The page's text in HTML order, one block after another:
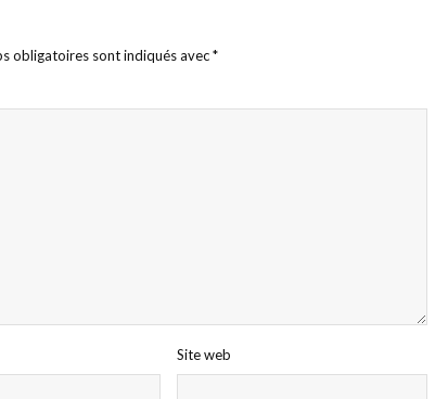
obligatoires sont indiqués avec*
Site web